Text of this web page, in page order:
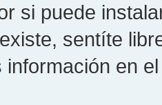
si puede
sentíte
en